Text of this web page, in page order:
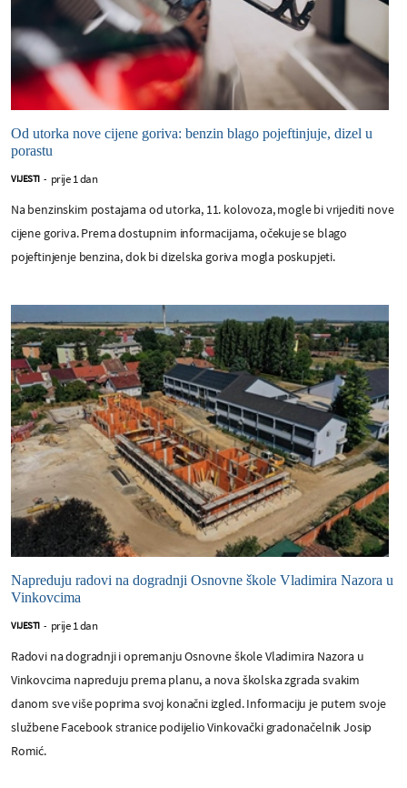
Od utorka nove cijene goriva: benzin blago pojeftinjuje, dizel u
porastu
VIJESTI - prije 1 dan
Na benzinskim postajama od utorka, 11. kolovoza, mogle bi vrijediti nove
cijene goriva. Prema dostupnim informacijama, očekuje se blago
pojeftinjenje benzina, dok bi dizelska goriva mogla poskupjeti.
Napreduju radovi na dogradnji Osnovne škole Vladimira Nazora u
Vinkovcima
VIJESTI - prije 1 dan
Radovi na dogradnji i opremanju Osnovne škole Vladimira Nazora u
Vinkovcima napreduju prema planu, a nova školska zgrada svakim
danom sve više poprima svoj konačni izgled. Informaciju je putem svoje
službene Facebook stranice podijelio Vinkovački gradonačelnik Josip
Romić.